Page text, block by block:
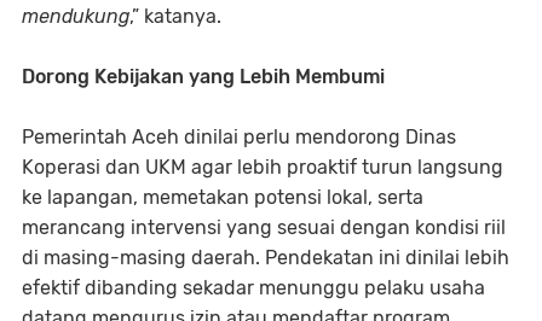
mendukung,” katanya.
Dorong Kebijakan yang Lebih Membumi
Pemerintah Aceh dinilai perlu mendorong Dinas
Koperasi dan UKM agar lebih proaktif turun langsung
ke lapangan, memetakan potensi lokal, serta
merancang intervensi yang sesuai dengan kondisi riil
di masing-masing daerah. Pendekatan ini dinilai lebih
efektif dibanding sekadar menunggu pelaku usaha